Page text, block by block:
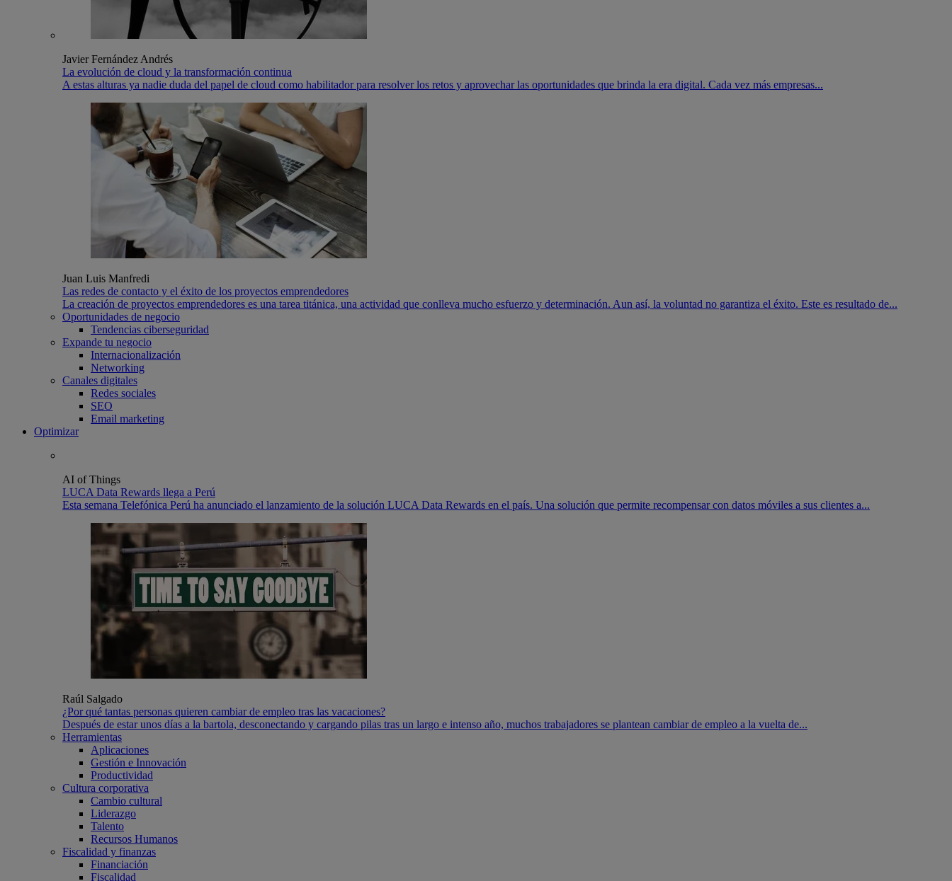
Javier Fernández Andrés
La evolución de cloud y la transformación continua
A estas alturas ya nadie duda del papel de cloud como habilitador para resolver los retos y aprovechar las oportunidades que brinda la era digital. Cada vez más empresas...
Juan Luis Manfredi
Las redes de contacto y el éxito de los proyectos emprendedores
La creación de proyectos emprendedores es una tarea titánica, una actividad que conlleva mucho esfuerzo y determinación. Aun así, la voluntad no garantiza el éxito. Este es resultado de...
Oportunidades de negocio
Tendencias ciberseguridad
Expande tu negocio
Internacionalización
Networking
Canales digitales
Redes sociales
SEO
Email marketing
Optimizar
AI of Things
LUCA Data Rewards llega a Perú
Esta semana Telefónica Perú ha anunciado el lanzamiento de la solución LUCA Data Rewards en el país. Una solución que permite recompensar con datos móviles a sus clientes a...
Raúl Salgado
¿Por qué tantas personas quieren cambiar de empleo tras las vacaciones?
Después de estar unos días a la bartola, desconectando y cargando pilas tras un largo e intenso año, muchos trabajadores se plantean cambiar de empleo a la vuelta de...
Herramientas
Aplicaciones
Gestión e Innovación
Productividad
Cultura corporativa
Cambio cultural
Liderazgo
Talento
Recursos Humanos
Fiscalidad y finanzas
Financiación
Fiscalidad